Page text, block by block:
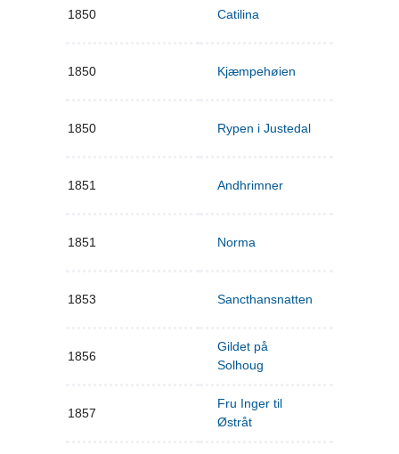
1850 Catilina
1850 Kjæmpehøien
1850 Rypen i Justedal
1851 Andhrimner
1851 Norma
1853 Sancthansnatten
1856
Gildet på
Solhoug
1857
Fru Inger til
Østråt